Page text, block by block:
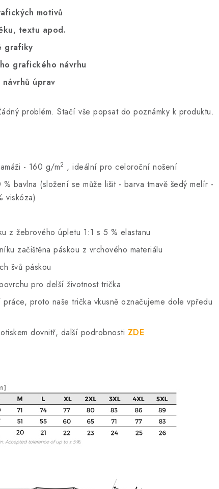
motivů
textu apod.
grafiky
grafického návrhu
úprav
problém. Stačí vše popsat do poznámky k produktu.
- 160 g/m2 , ideální pro celoroční nošení
% bavlna (složení se může lišit - barva tmavě šedý melír -
viskóza)
z žebrového úpletu 1:1 s 5 % elastanu
začištěna páskou z vrchového materiálu
švů páskou
pro delší životnost trička
práce, proto naše trička vkusně označujeme dole vpředu
dovnitř, další podrobnosti ZDE